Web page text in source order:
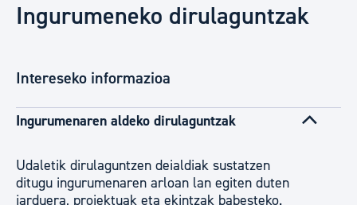
Ingurumeneko dirulaguntzak
Intereseko informazioa
Ingurumenaren aldeko dirulaguntzak
Udaletik dirulaguntzen deialdiak sustatzen
ditugu ingurumenaren arloan lan egiten duten
jarduera, proiektuak eta ekintzak babesteko.